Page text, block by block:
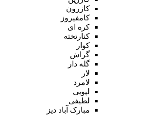
کازرون
کامفیروز
کره ای
کنارتخته
کوار
گراش
گله دار
لار
لامرد
لپویی
لطیفی
مبارک آباد دیز